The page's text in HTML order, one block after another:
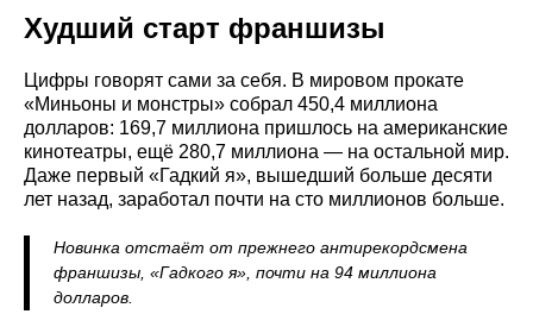
Худший старт франшизы
Цифры говорят сами за себя. В мировом прокате
«Миньоны и монстры» собрал 450,4 миллиона
долларов: 169,7 миллиона пришлось на американские
кинотеатры, ещё 280,7 миллиона — на остальной мир.
Даже первый «Гадкий я», вышедший больше десяти
лет назад, заработал почти на сто миллионов больше.
Новинка отстаёт от прежнего антирекордсмена
франшизы, «Гадкого я», почти на 94 миллиона
долларов.